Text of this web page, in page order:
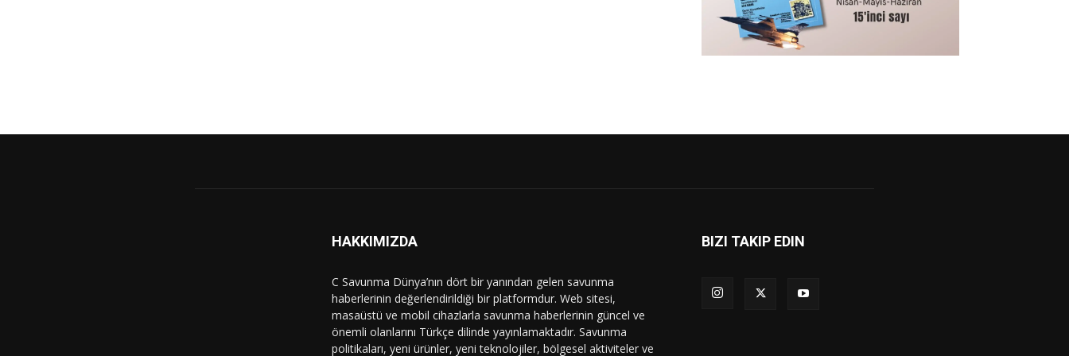
HAKKIMIZDA
C Savunma Dünya’nın dört bir yanından gelen savunma
haberlerinin değerlendirildiği bir platformdur. Web sitesi,
masaüstü ve mobil cihazlarla savunma haberlerinin güncel ve
önemli olanlarını Türkçe dilinde yayınlamaktadır. Savunma
politikaları, yeni ürünler, yeni teknolojiler, bölgesel aktiviteler ve
BIZI TAKIP EDIN